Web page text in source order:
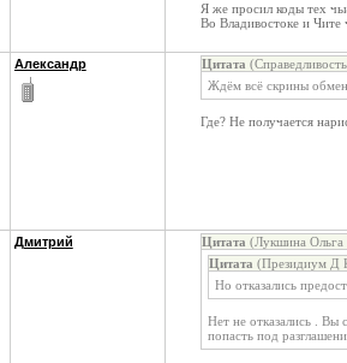
Я же просил коды тех
Во Владивостоке и Чите
Александр Цитата
Ждём всё скрины
Где? Не получается
Дмитрий Цитата (Лукшина
Цитата (Президиум Д
Но отказались
Нет не отказались .
попасть под